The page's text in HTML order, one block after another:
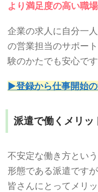
より満足度の高い職
企業の求人に自分一
の営業担当のサポー
験のかたでも安心です
▶登録から仕事開始
派遣で働くメリッ
不安定な働き方とい
形態である派遣です
皆さんにとってメリ